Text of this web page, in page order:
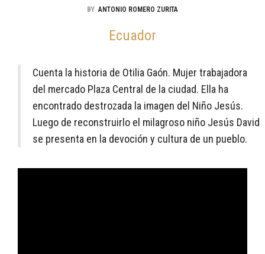
BYANTONIO ROMERO ZURITA
Ecuador
Cuenta la historia de Otilia Gaón. Mujer trabajadora
del mercado Plaza Central de la ciudad. Ella ha
encontrado destrozada la imagen del Niño Jesús.
Luego de reconstruirlo el milagroso niño Jesús David
se presenta en la devoción y cultura de un pueblo.